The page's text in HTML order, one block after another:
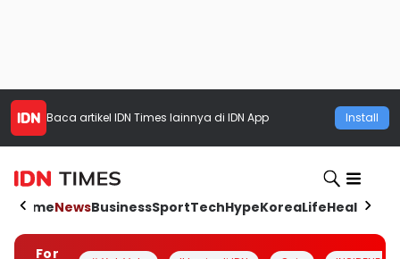
Baca artikel IDN Times lainnya di IDN App Install
HomeNewsBusinessSportTechHypeKoreaLifeHealth
For